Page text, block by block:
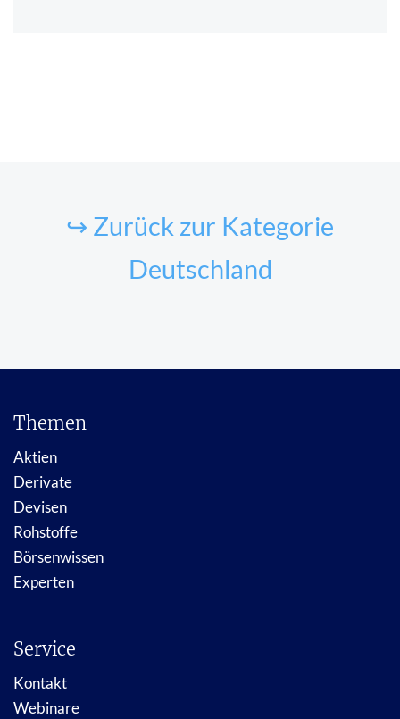
↪ Zurück zur Kategorie
Deutschland
Themen
Aktien
Derivate
Devisen
Rohstoffe
Börsenwissen
Experten
Service
Kontakt
Webinare